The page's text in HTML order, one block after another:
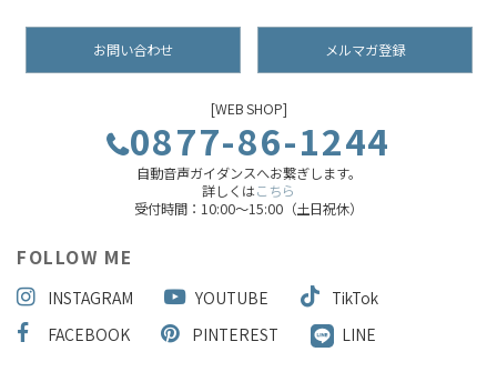
お問い合わせ メルマガ登録
[WEB SHOP]
0877-86-1244
自動音声ガイダンスへお繋ぎします。
詳しくはこちら
受付時間：10:00～15:00（土日祝休）
FOLLOW ME
INSTAGRAM YOUTUBE
TikTok
FACEBOOK
PINTEREST LINE